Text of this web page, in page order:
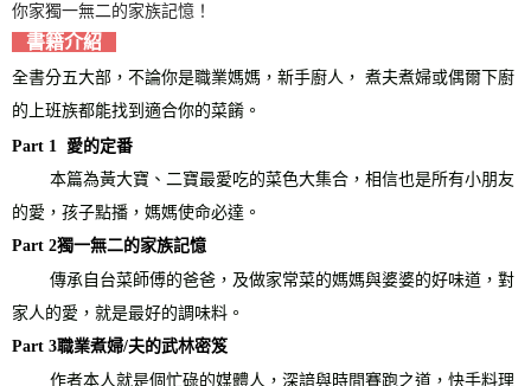
你家獨一無二的家族記憶！
書籍介紹
全書分五大部，不論你是職業媽媽，新手廚人， 煮夫煮婦或偶爾下廚
的上班族都能找到適合你的菜餚。
Part 1 愛的定番
本篇為黃大寶、二寶最愛吃的菜色大集合，相信也是所有小朋友
的愛，孩子點播，媽媽使命必達。
Part 2獨一無二的家族記憶
傳承自台菜師傅的爸爸，及做家常菜的媽媽與婆婆的好味道，對
家人的愛，就是最好的調味料。
Part 3職業煮婦/夫的武林密笈
作者本人就是個忙碌的媒體人，深諳與時間賽跑之道，快手料理